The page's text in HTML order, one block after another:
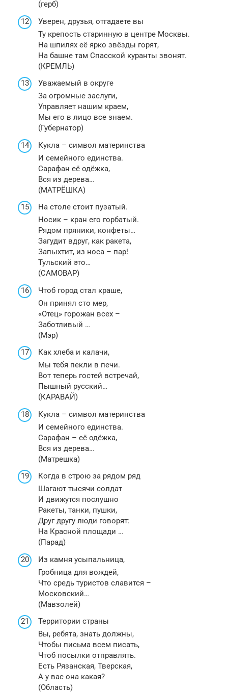
(герб)
Уверен, друзья, отгадаете вы
Ту крепость старинную в центре Москвы.
На шпилях её ярко звёзды горят,
На башне там Спасской куранты звонят.
(КРЕМЛЬ)
Уважаемый в округе
За огромные заслуги,
Управляет нашим краем,
Мы его в лицо все знаем.
(Губернатор)
Кукла – символ материнства
И семейного единства.
Сарафан её одёжка,
Вся из дерева…
(МАТРЁШКА)
На столе стоит пузатый.
Носик – кран его горбатый.
Рядом пряники, конфеты…
Загудит вдруг, как ракета,
Запыхтит, из носа – пар!
Тульский это…
(САМОВАР)
Чтоб город стал краше,
Он принял сто мер,
«Отец» горожан всех –
Заботливый …
(Мэр)
Как хлеба и калачи,
Мы тебя пекли в печи.
Вот теперь гостей встречай,
Пышный русский…
(КАРАВАЙ)
Кукла – символ материнства
И семейного единства.
Сарафан – её одёжка,
Вся из дерева…
(Матрешка)
Когда в строю за рядом ряд
Шагают тысячи солдат
И движутся послушно
Ракеты, танки, пушки,
Друг другу люди говорят:
На Красной площади …
(Парад)
Из камня усыпальница,
Гробница для вождей,
Что средь туристов славится –
Московский…
(Мавзолей)
Территории страны
Вы, ребята, знать должны,
Чтобы письма всем писать,
Чтоб посылки отправлять.
Есть Рязанская, Тверская,
А у вас она какая?
(Область)